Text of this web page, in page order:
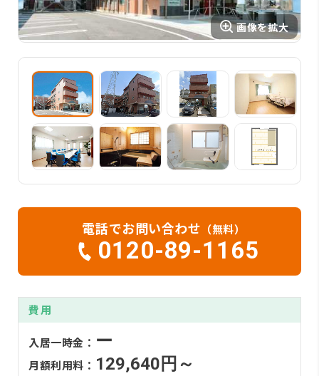
電話でお問い合わせ （無料）
0120-89-1165
費用
入居一時金： ー
月額利用料： 129,640円～